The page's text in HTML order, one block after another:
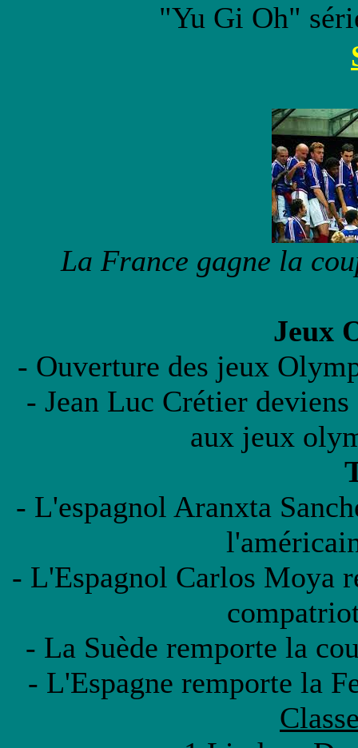
"Yu Gi Oh"
La France gagne la
Jeux
- Ouverture des jeux
- Jean Luc Crétier
aux jeux
- L'espagnol Aranxta
- L'Espagnol Carlos Moya
- La Suède remporte la
- L'Espagne remporte la